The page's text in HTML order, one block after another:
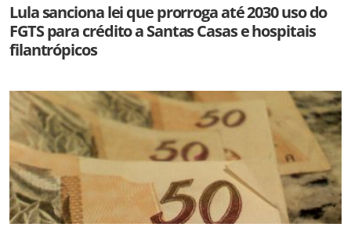
Lula sanciona lei que prorroga até 2030 uso do
FGTS para crédito a Santas Casas e hospitais
filantrópicos